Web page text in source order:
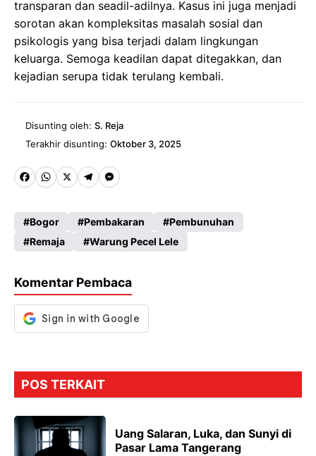
transparan dan seadil-adilnya. Kasus ini juga menjadi
sorotan akan kompleksitas masalah sosial dan
psikologis yang bisa terjadi dalam lingkungan
keluarga. Semoga keadilan dapat ditegakkan, dan
kejadian serupa tidak terulang kembali.
Disunting oleh: S. Reja
Terakhir disunting: Oktober 3, 2025
Fa
b
o
k
W
ts
A
p
X
Te
gr
a
M
se
n
er
Bogor Pembakaran
Pembunuhan
Remaja
Warung Pecel Lele
Komentar Pembaca
POS TERKAIT
Uang Salaran, Luka, dan Sunyi di
Pasar Lama Tangerang